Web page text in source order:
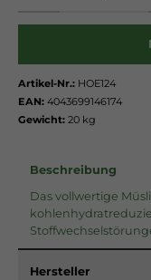
Artikel-Nr.: HOE124
EAN: 4043699146174
Gewicht: 20 kg
Beschreibung
Das vollwertige
Hersteller